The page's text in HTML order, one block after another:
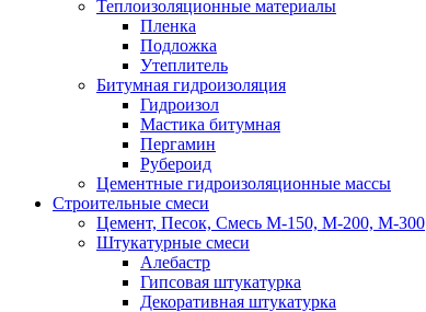
Теплоизоляционные материалы
Пленка
Подложка
Утеплитель
Битумная гидроизоляция
Гидроизол
Мастика битумная
Пергамин
Рубероид
Цементные гидроизоляционные массы
Строительные смеси
Цемент, Песок, Смесь М-150, М-200, М-300
Штукатурные смеси
Алебастр
Гипсовая штукатурка
Декоративная штукатурка